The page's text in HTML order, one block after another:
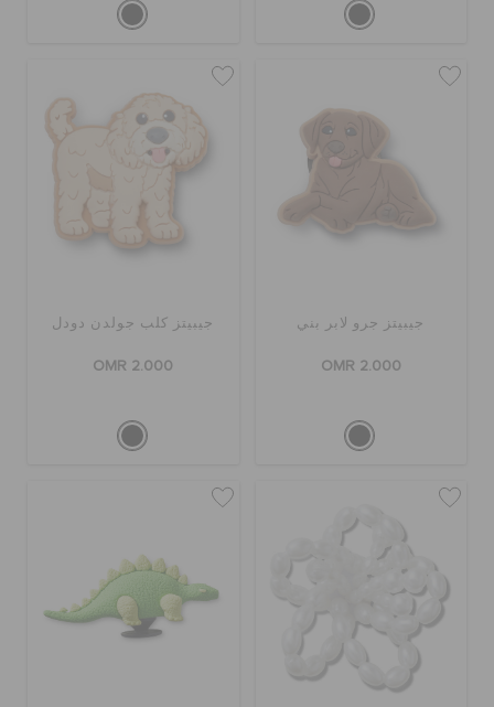
جيبيتز جرو لابر بني
OMR 2.000
جيبيتز كلب جولدن دودل
OMR 2.000